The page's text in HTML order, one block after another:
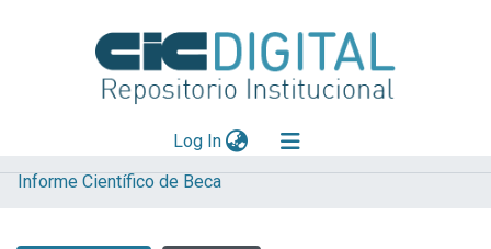
Log In(current)
Explorar
Informe Científico de Beca